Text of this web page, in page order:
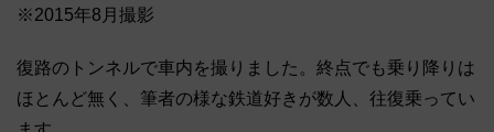
※2015年8月撮影
復路のトンネルで車内を撮りました。終点でも乗り降りは
ほとんど無く、筆者の様な鉄道好きが数人、往復乗ってい